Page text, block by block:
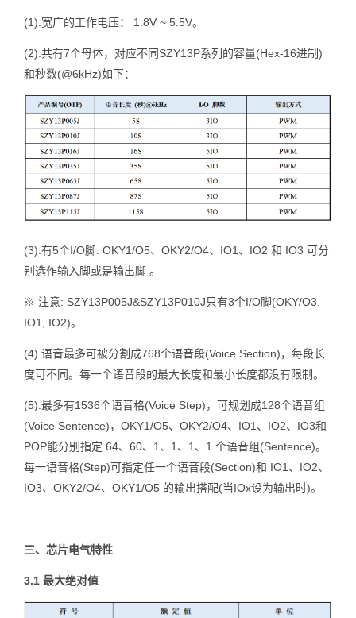
(1).宽广的工作电压： 1.8V ~ 5.5V。
(2).共有7个母体，对应不同SZY13P系列的容量(Hex-16进制)
和秒数(@6kHz)如下：
(3).有5个I/O脚: OKY1/O5、OKY2/O4、IO1、IO2 和 IO3 可分
别选作输入脚或是输出脚 。
※ 注意: SZY13P005J&SZY13P010J只有3个I/O脚(OKY/O3,
IO1, IO2)。
(4).语音最多可被分割成768个语音段(Voice Section)，每段长
度可不同。每一个语音段的最大长度和最小长度都没有限制。
(5).最多有1536个语音格(Voice Step)，可规划成128个语音组
(Voice Sentence)，OKY1/O5、OKY2/O4、IO1、IO2、IO3和
POP能分别指定 64、60、1、1、1、1 个语音组(Sentence)。
每一语音格(Step)可指定任一个语音段(Section)和 IO1、IO2、
IO3、OKY2/O4、OKY1/O5 的输出搭配(当IOx设为输出时)。
三、 芯片电气特性
3.1 最大绝对值